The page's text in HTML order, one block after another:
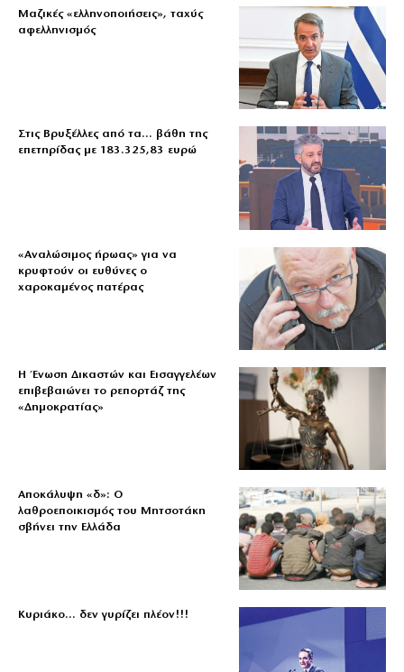
Μαζικές «ελληνοποιήσεις», ταχύς
αφελληνισμός
Στις Βρυξέλλες από τα… βάθη της
επετηρίδας με 183.325,83 ευρώ
«Aναλώσιμος ήρωας» για να
κρυφτούν οι ευθύνες ο
χαροκαμένος πατέρας
Η Ένωση Δικαστών και Εισαγγελέων
επιβεβαιώνει το ρεπορτάζ της
«Δημοκρατίας»
Αποκάλυψη «δ»: Ο
λαθροεποικισμός του Μητσοτάκη
σβήνει την Ελλάδα
Κυριάκο… δεν γυρίζει πλέον!!!